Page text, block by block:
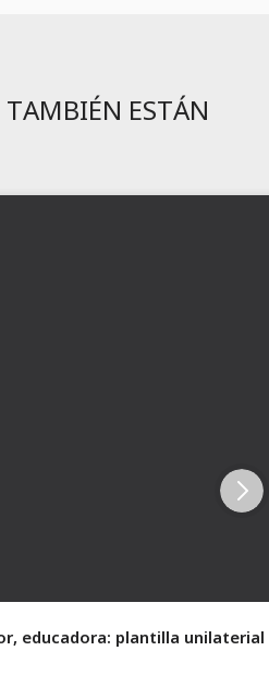
ESTÁN
educadora: plantilla unilaterial